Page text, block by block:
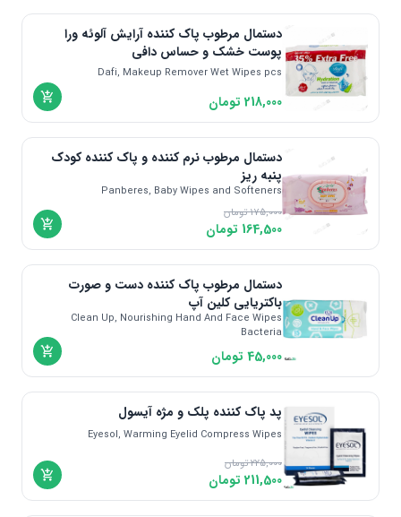
دستمال مرطوب پاک کننده آرایش آلوئه ورا
پوست خشک و حساس دافی
Dafi, Makeup Remover Wet Wipes pcs
218,000تومان
دستمال مرطوب نرم کننده و پاک کننده کودک
پنبه ریز
Panberes, Baby Wipes and Softeners
175,000تومان
164,500 تومان
دستمال مرطوب پاک کننده دست و صورت
باکتریایی کلین آپ
Clean Up, Nourishing Hand And Face Wipes
Bacteria
45,000 تومان
پد پاک کننده پلک و مژه آیسول
Eyesol, Warming Eyelid Compress Wipes
225,000تومان
211,500تومان